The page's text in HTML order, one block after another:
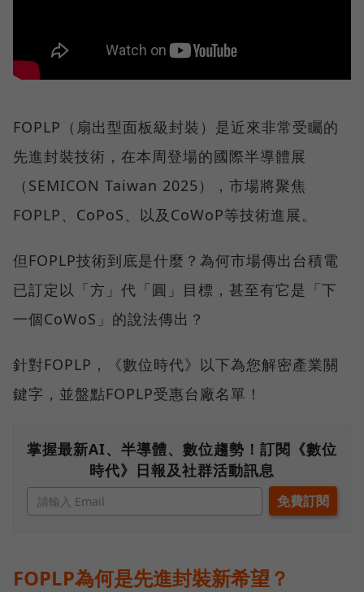
FOPLP（扇出型面板級封裝）是近來非常受矚的
先進封裝技術，在本周登場的國際半導體展
（SEMICON Taiwan 2025），市場將聚焦
FOPLP、CoPoS、以及CoWoP等技術進展。
但FOPLP技術到底是什麼？為何市場傳出台積電
已訂定以「方」代「圓」目標，甚至有它是「下
一個CoWoS」的說法傳出？
針對FOPLP，《數位時代》以下為您解密產業關
鍵字，並盤點FOPLP受惠台廠名單！
掌握最新AI、半導體、數位趨勢！訂閱《數位
時代》日報及社群活動訊息
FOPLP為何是先進封裝新希望？